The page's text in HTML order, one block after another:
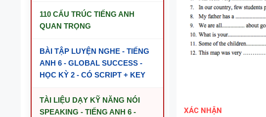
110 CẤU TRÚC TIẾNG ANH
QUAN TRỌNG
BÀI TẬP LUYỆN NGHE - TIẾNG
ANH 6 - GLOBAL SUCCESS -
HỌC KỲ 2 - CÓ SCRIPT + KEY
TÀI LIỆU DẠY KỸ NĂNG NÓI
SPEAKING - TIẾNG ANH 6 -
XÁC NHẬN